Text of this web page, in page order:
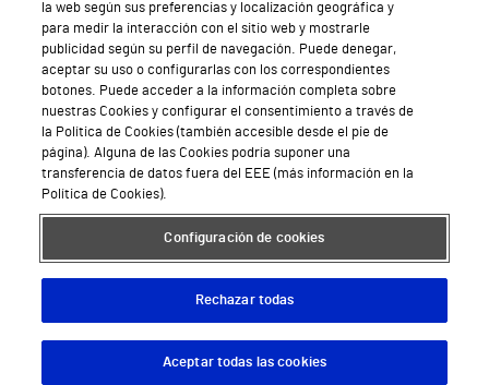
Quiénes somos
Trabajar en Vithas
Teléfono Cita Médica
Teléfono Atención al Cliente
Política de seguridad y salud en el trabajo
Conoce a Supervita
Aviso Legal Política de cookies Política de privacidad Mapa web Protección de datos
Descargar App
la web según sus preferencias y localización geográfica y
para medir la interacción con el sitio web y mostrarle
publicidad según su perfil de navegación. Puede denegar,
aceptar su uso o configurarlas con los correspondientes
botones. Puede acceder a la información completa sobre
nuestras Cookies y configurar el consentimiento a través de
la Política de Cookies (también accesible desde el pie de
página). Alguna de las Cookies podría suponer una
transferencia de datos fuera del EEE (más información en la
Política de Cookies).
Configuración de cookies
Rechazar todas
Aceptar todas las cookies